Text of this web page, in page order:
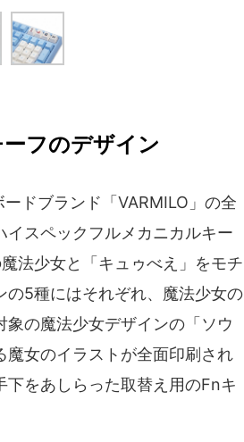
フのデザイン
ドブランド「VARMILO」の全
スペックフルメカニカルキー
法少女と「キュゥべえ」をモチ
の5種にはそれぞれ、魔法少女の
の魔法少女デザインの「ソウ
魔女のイラストが全面印刷され
をあしらった取替え用のFnキ